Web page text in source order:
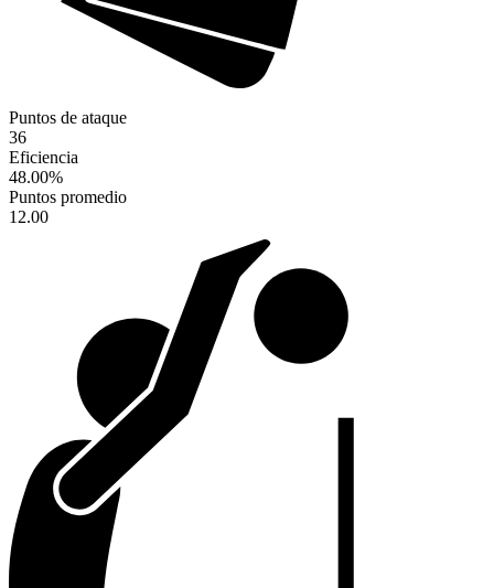
Puntos de ataque
36
Eficiencia
48.00%
Puntos promedio
12.00